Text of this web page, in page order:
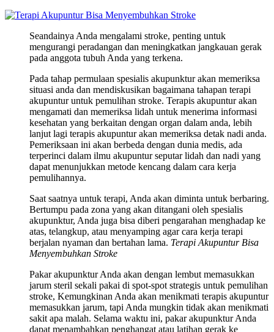
Seandainya Anda mengalami stroke, penting untuk
mengurangi peradangan dan meningkatkan jangkauan gerak
pada anggota tubuh Anda yang terkena.
Pada tahap permulaan spesialis akupunktur akan memeriksa
situasi anda dan mendiskusikan bagaimana tahapan terapi
akupuntur untuk pemulihan stroke. Terapis akupuntur akan
mengamati dan memeriksa lidah untuk menerima informasi
kesehatan yang berkaitan dengan organ dalam anda, lebih
lanjut lagi terapis akupuntur akan memeriksa detak nadi anda.
Pemeriksaan ini akan berbeda dengan dunia medis, ada
terperinci dalam ilmu akupuntur seputar lidah dan nadi yang
dapat menunjukkan metode kencang dalam cara kerja
pemulihannya.
Saat saatnya untuk terapi, Anda akan diminta untuk berbaring.
Bertumpu pada zona yang akan ditangani oleh spesialis
akupunktur, Anda juga bisa diberi pengarahan menghadap ke
atas, telangkup, atau menyamping agar cara kerja terapi
berjalan nyaman dan bertahan lama. Terapi Akupuntur Bisa
Menyembuhkan Stroke
Pakar akupunktur Anda akan dengan lembut memasukkan
jarum steril sekali pakai di spot-spot strategis untuk pemulihan
stroke, Kemungkinan Anda akan menikmati terapis akupuntur
memasukkan jarum, tapi Anda mungkin tidak akan menikmati
sakit apa malah. Selama waktu ini, pakar akupunktur Anda
dapat menambahkan penghangat atau latihan gerak ke